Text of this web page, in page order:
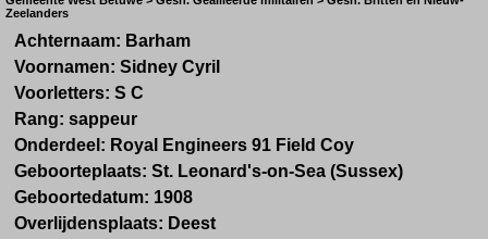
Zeelanders
Achternaam: Barham
Voornamen: Sidney Cyril
Voorletters: S C
Rang: sappeur
Onderdeel: Royal Engineers 91 Field Coy
Geboorteplaats: St. Leonard's-on-Sea (Sussex)
Geboortedatum: 1908
Overlijdensplaats: Deest